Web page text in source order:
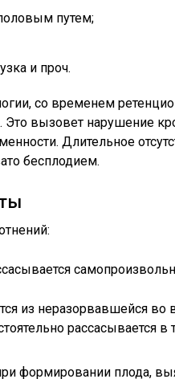
путем;
и проч.
со временем
Это вызовет нарушение
Длительное
бесплодием.
из неразорвавшейся во
рассасывается в
формировании плода,